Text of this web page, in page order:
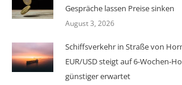
Gespräche lassen Preise sinken
August 3, 2026
Schiffsverkehr in Straße von
EUR/USD steigt auf 6-Wochen-
günstiger erwartet